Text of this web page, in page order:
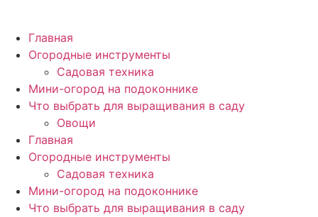
Главная
Огородные инструменты
Садовая техника
Мини-огород на подоконнике
Что выбрать для выращивания в саду
Овощи
Главная
Огородные инструменты
Садовая техника
Мини-огород на подоконнике
Что выбрать для выращивания в саду